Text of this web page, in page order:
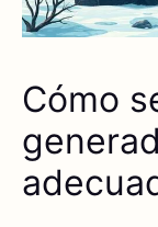
Cómo